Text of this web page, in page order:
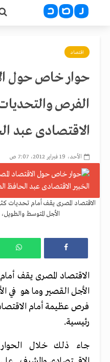
اقتصاد
حوار خاص حول
الفرص
الاقتصادى عبد
الأحد، 19 فبراير 2012، 7:07 ص
الاقتصاد المصرى يقف أمام تحديات
الأجل المتوسط
الاقتصاد المصرى يقف
الأجل القصير وما هو في
فرص عظيمة أمام
رئيسية.
جاء ذلك خلال